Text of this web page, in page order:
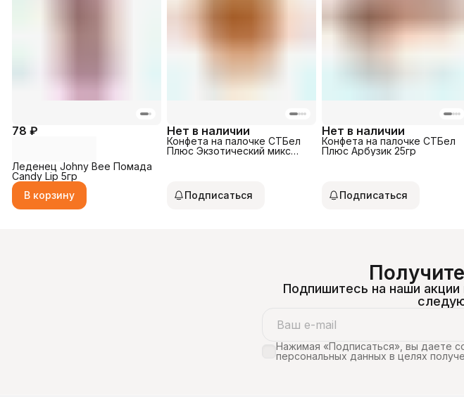
78 ₽
Леденец Johny Bee Помада
Candy Lip 5гр
В корзину
Нет в наличии
Конфета на палочке СТБел
Плюс Экзотический микс
Подписаться
Нет в наличии
Конфета на палочке СТБел
Плюс Арбузик 25гр
Подписаться
Подпишитесь на наши акции
Нажимая «Подписаться», вы даете
персональных данных в целях